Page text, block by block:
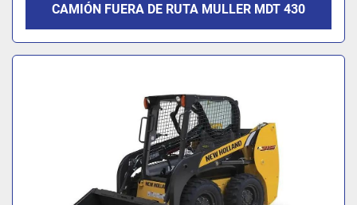
CAMIÓN FUERA DE RUTA MULLER MDT 430